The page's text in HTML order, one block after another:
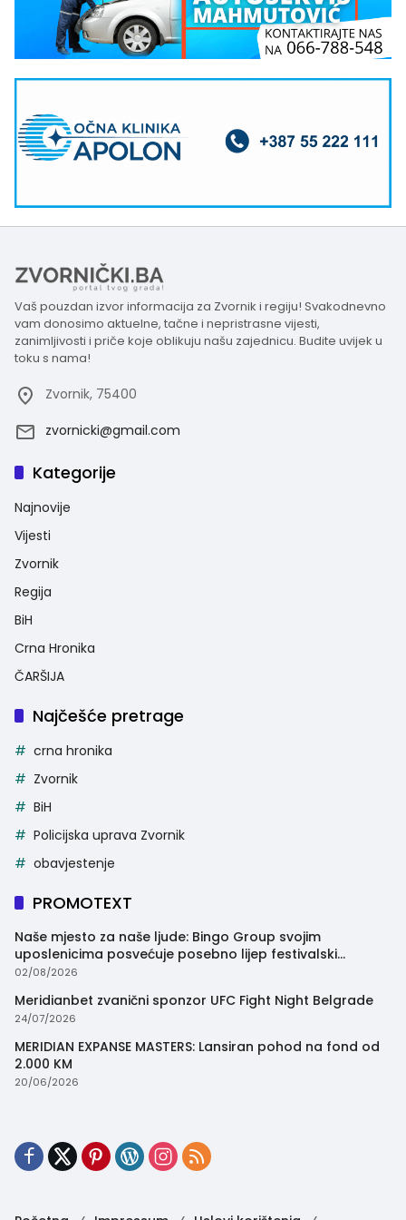
Vaš pouzdan izvor informacija za Zvornik i regiju! Svakodnevno
vam donosimo aktuelne, tačne i nepristrasne vijesti,
zanimljivosti i priče koje oblikuju našu zajednicu. Budite uvijek u
toku s nama!
Zvornik, 75400
zvornicki@gmail.com
Kategorije
Najnovije
Vijesti
Zvornik
Regija
BiH
Crna Hronika
ČARŠIJA
Najčešće pretrage
crna hronika
Zvornik
BiH
Policijska uprava Zvornik
obavjestenje
PROMOTEXT
Naše mjesto za naše ljude: Bingo Group svojim
uposlenicima posvećuje posebno lijep festivalski
trenutak
02/08/2026
Meridianbet zvanični sponzor UFC Fight Night Belgrade
24/07/2026
MERIDIAN EXPANSE MASTERS: Lansiran pohod na fond od
2.000 KM
20/06/2026